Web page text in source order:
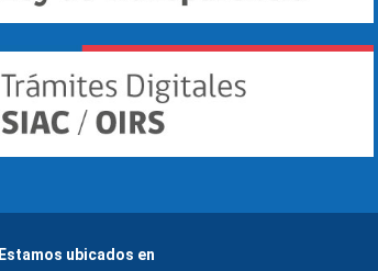
Estamos ubicados en